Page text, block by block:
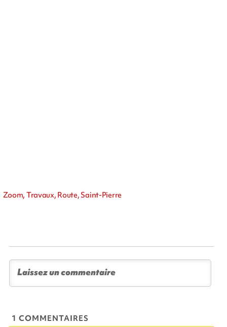
Zoom, Travaux, Route, Saint-Pierre
1 COMMENTAIRES